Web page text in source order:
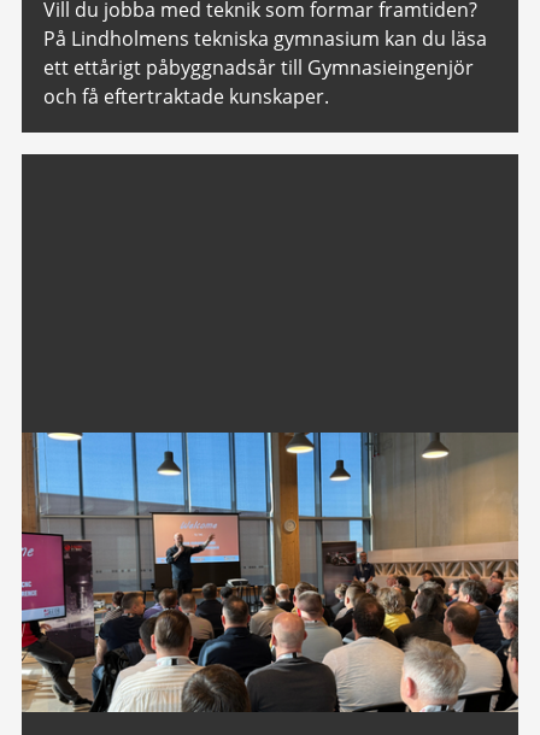
Vill du jobba med teknik som formar framtiden?
På Lindholmens tekniska gymnasium kan du läsa
ett ettårigt påbyggnadsår till Gymnasieingenjör
och få eftertraktade kunskaper.